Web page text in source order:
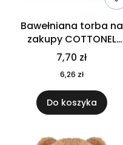
Bawełniana torba na
zakupy COTTONEL
COLOUR++ MO9846-11
7,70 zł
6,26 zł
Do koszyka